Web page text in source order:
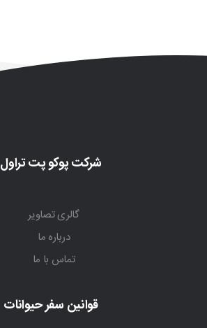
شرکت پوکو پت تراول
گالری تصاویر
درباره ما
تماس با ما
قوانین سفر حیوانات